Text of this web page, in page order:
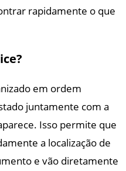
rapidamente o que
em ordem
juntamente com a
Isso permite que
a localização de
e vão diretamente